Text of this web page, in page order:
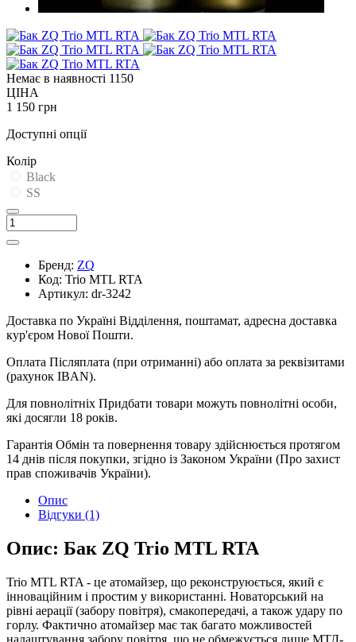
Немає в наявності 1150
ЦІНА
1 150 грн
Доступні опції
Колір
Black
SS
Бренд: ZQ
Код: Trio MTL RTA
Артикул: dr-3242
Доставка по Україні Відділення, поштамат, адресна доставка
кур'єром Нової Пошти.
Оплата Післяплата (при отриманні) або оплата за реквізитами
(рахунок IBAN).
Для повнолітніх Придбати товари можуть повнолітні особи,
які досягли 18 років.
Гарантія Обмін та повернення товару здійснюється протягом
14 днів після покупки, згідно із Законом України (Про захист
прав споживачів України).
Опис
Відгуки (1)
Опис: Бак ZQ Trio MTL RTA
Trio MTL RTA - це атомайзер, що реконструюється, який є
інноваційним і простим у використанні. Новаторський на
рівні аерації (забору повітря), смакопередачі, а також удару по
горлу. Фактично атомайзер має так багато можливостей
налаштування забору повітря, що не обмежується лише МТЛ-